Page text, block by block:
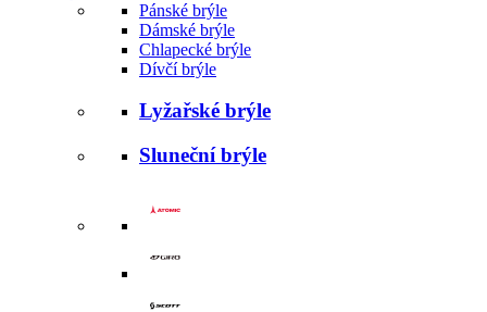
Pánské brýle
Dámské brýle
Chlapecké brýle
Dívčí brýle
Lyžařské brýle
Sluneční brýle